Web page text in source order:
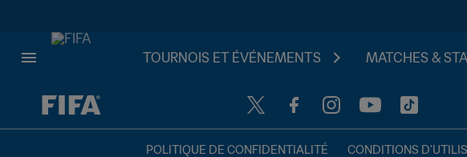
TOURNOIS ET ÉVÉNEMENTS MATCHES &
à dét. – à dét.
POLITIQUE DE CONFIDENTIALITÉ CONDITIONS